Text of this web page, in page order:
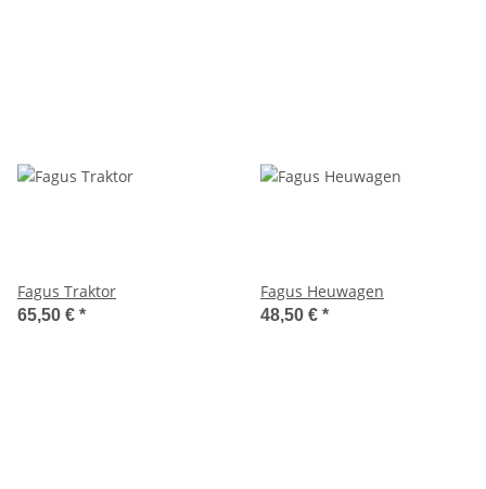
Fagus Traktor
65,50 € *
Fagus Heuwagen
48,50 € *